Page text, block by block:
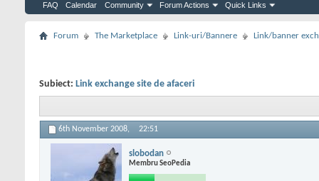
FAQ Calendar Community Forum Actions Quick Links
Forum The Marketplace Link-uri/Bannere Link/banner
Subiect: Link exchange site de afaceri
6th November 2008, 22:51
slobodan
Membru SeoPedia